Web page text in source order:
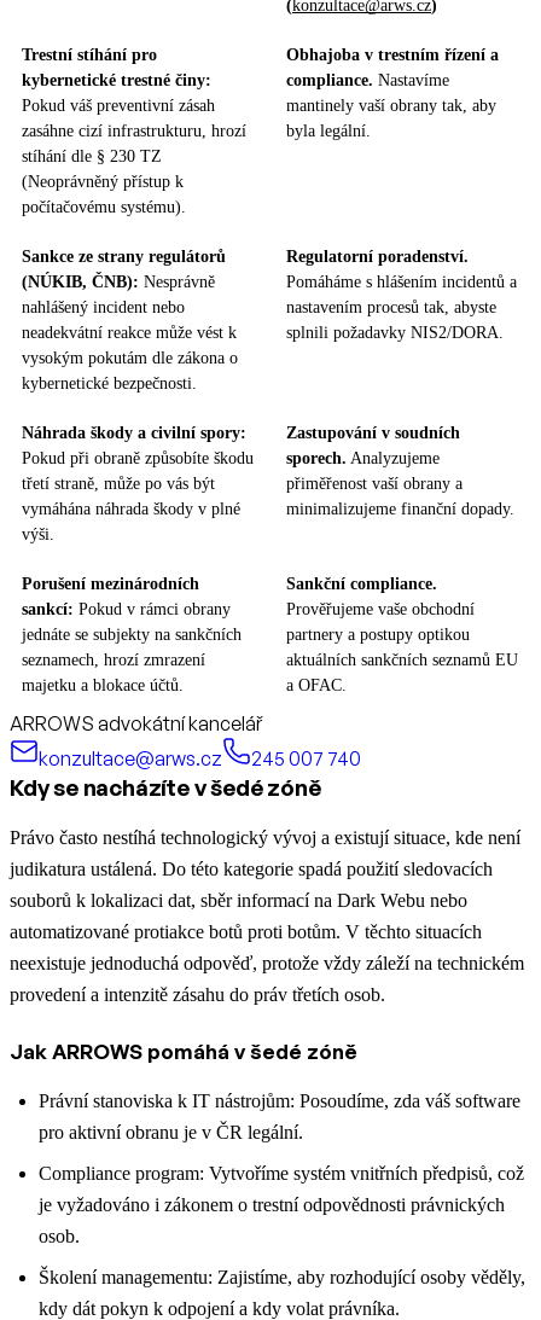
( konzultace@arws.cz)
Trestní stíhání pro
kybernetické trestné činy:
Pokud váš preventivní zásah
zasáhne cizí infrastrukturu, hrozí
stíhání dle § 230 TZ
(Neoprávněný přístup k
počítačovému systému).
Obhajoba v trestním řízení a
compliance. Nastavíme
mantinely vaší obrany tak, aby
byla legální.
Sankce ze strany regulátorů
(NÚKIB, ČNB): Nesprávně
nahlášený incident nebo
neadekvátní reakce může vést k
vysokým pokutám dle zákona o
kybernetické bezpečnosti.
Regulatorní poradenství.
Pomáháme s hlášením incidentů a
nastavením procesů tak, abyste
splnili požadavky NIS2/DORA.
Náhrada škody a civilní spory:
Pokud při obraně způsobíte škodu
třetí straně, může po vás být
vymáhána náhrada škody v plné
výši.
Zastupování v soudních
sporech. Analyzujeme
přiměřenost vaší obrany a
minimalizujeme finanční dopady.
Porušení mezinárodních
sankcí: Pokud v rámci obrany
jednáte se subjekty na sankčních
seznamech, hrozí zmrazení
majetku a blokace účtů.
Sankční compliance.
Prověřujeme vaše obchodní
partnery a postupy optikou
aktuálních sankčních seznamů EU
a OFAC.
ARROWS advokátní kancelář
konzultace@arws.cz
245 007 740
Kdy se nacházíte v šedé zóně
Právo často nestíhá technologický vývoj a existují situace, kde není
judikatura ustálená. Do této kategorie spadá použití sledovacích
souborů k lokalizaci dat, sběr informací na Dark Webu nebo
automatizované protiakce botů proti botům. V těchto situacích
neexistuje jednoduchá odpověď, protože vždy záleží na technickém
provedení a intenzitě zásahu do práv třetích osob.
Jak ARROWS pomáhá v šedé zóně
Právní stanoviska k IT nástrojům: Posoudíme, zda váš software
pro aktivní obranu je v ČR legální.
Compliance program: Vytvoříme systém vnitřních předpisů, což
je vyžadováno i zákonem o trestní odpovědnosti právnických
osob.
Školení managementu: Zajistíme, aby rozhodující osoby věděly,
kdy dát pokyn k odpojení a kdy volat právníka.